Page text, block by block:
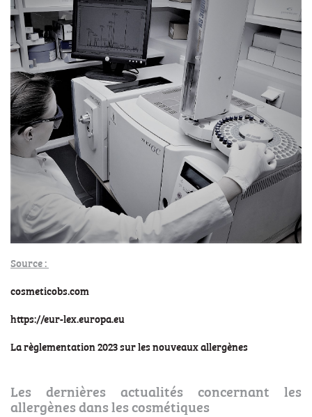
Source :
cosmeticobs.com
https://eur-lex.europa.eu
La règlementation 2023 sur les nouveaux allergènes
Les dernières actualités concernant les
allergènes dans les cosmétiques